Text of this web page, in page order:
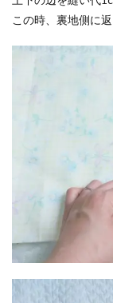
この時、裏地側に